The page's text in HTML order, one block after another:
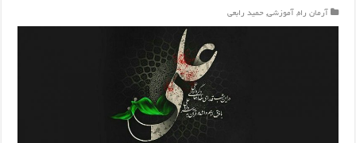
آرمان راه, آموزشی, حمید رابعی